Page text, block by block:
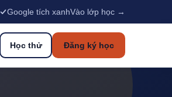
Google tích xanhVào lớp học →
Học thử Đăng ký học